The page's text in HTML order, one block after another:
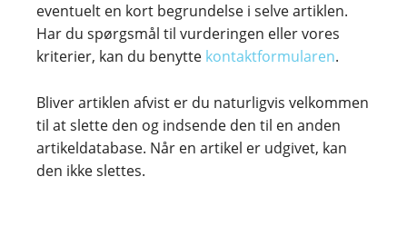
eventuelt en kort begrundelse i selve artiklen.
Har du spørgsmål til vurderingen eller vores
kriterier, kan du benytte kontaktformularen.
Bliver artiklen afvist er du naturligvis velkommen
til at slette den og indsende den til en anden
artikeldatabase. Når en artikel er udgivet, kan
den ikke slettes.